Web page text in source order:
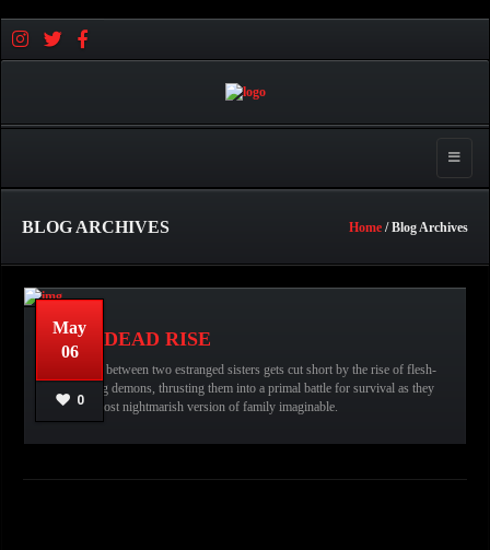
Toggle
BLOG ARCHIVES Home / Blog Archives
May
06
0
EVIL DEAD RISE
A reunion between two estranged sisters gets cut short by the rise of flesh-
possessing demons, thrusting them into a primal battle for survival as they
face the most nightmarish version of family imaginable.
عبدالله قاسم
Evil Dead,Horror Movies,Evil Dead Rise,